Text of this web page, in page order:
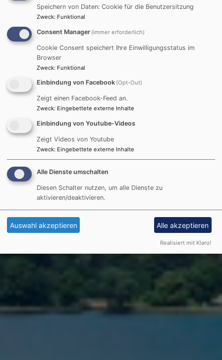
Speichern von Daten: Cookie für die Benutzersitzung
Zweck: Funktional
Consent Manager (immer erforderlich)
Cookie Consent speichert Ihre Einwilligungsstatus im
Browser
Zweck: Funktional
Einbindung von Facebook (Opt-Out)
Zeigt einen Facebook-Feed an.
Zweck: Eingebettete externe Inhalte
Einbindung von Youtube-Videos
Zeigt Videos von Youtube
Zweck: Eingebettete externe Inhalte
Alle Dienste umschalten
Diesen Schalter nutzen, um alle Dienste zu
aktivieren/deaktivieren.
Auswahl akzeptieren Alle akzeptieren
Realisiert mit Klaro!